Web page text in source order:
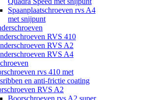
Spaanplaatschroeven rvs A4
met snijpunt
RVS 410
RVS A2
RVS A4
rvs 410 met
en anti-frictie coating
RVS A2
Boorschroeven rvs A2 super